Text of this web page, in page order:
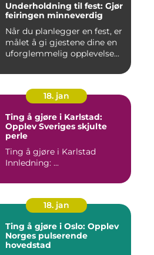
Underholdning til fest: Gjør
feiringen minneverdig
Når du planlegger en fest, er
målet å gi gjestene dine en
uforglemmelig opplevelse...
18. jan
Ting å gjøre i Karlstad:
Opplev Sveriges skjulte
perle
Ting å gjøre i Karlstad
Innledning: ...
18. jan
Ting å gjøre i Oslo: Opplev
Norges pulserende
hovedstad